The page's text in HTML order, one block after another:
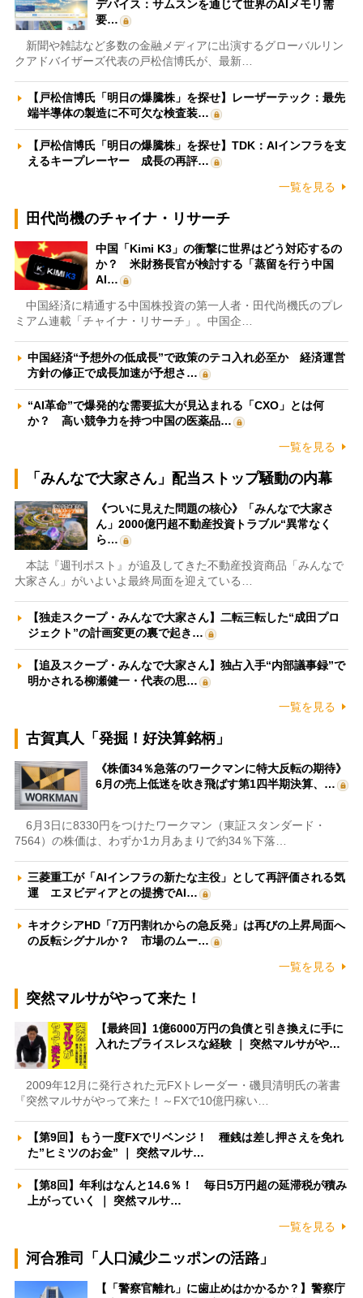
デバイス：サムスンを通じて世界のAIメモリ需
要…
新聞や雑誌など多数の金融メディアに出演するグローバルリン
クアドバイザーズ代表の戸松信博氏が、最新…
【戸松信博氏「明日の爆騰株」を探せ】レーザーテック：最先
端半導体の製造に不可欠な検査装…
【戸松信博氏「明日の爆騰株」を探せ】TDK：AIインフラを支
えるキープレーヤー 成長の再評…
一覧を見る
田代尚機のチャイナ・リサーチ
中国「Kimi K3」の衝撃に世界はどう対応するの
か？ 米財務長官が検討する「蒸留を行う中国
AI…
中国経済に精通する中国株投資の第一人者・田代尚機氏のプレ
ミアム連載「チャイナ・リサーチ」。中国企…
中国経済“予想外の低成長”で政策のテコ入れ必至か 経済運営
方針の修正で成長加速が予想さ…
“AI革命”で爆発的な需要拡大が見込まれる「CXO」とは何
か？ 高い競争力を持つ中国の医薬品…
一覧を見る
「みんなで大家さん」配当ストップ騒動の内幕
《ついに見えた問題の核心》「みんなで大家さ
ん」2000億円超不動産投資トラブル“異常なく
ら…
本誌『週刊ポスト』が追及してきた不動産投資商品「みんなで
大家さん」がいよいよ最終局面を迎えている…
【独走スクープ・みんなで大家さん】二転三転した“成田プロ
ジェクト”の計画変更の裏で起き…
【追及スクープ・みんなで大家さん】独占入手“内部議事録”で
明かされる柳瀬健一・代表の思…
一覧を見る
古賀真人「発掘！好決算銘柄」
《株価34％急落のワークマンに特大反転の期待》
6月の売上低迷を吹き飛ばす第1四半期決算、…
6月3日に8330円をつけたワークマン（東証スタンダード・
7564）の株価は、わずか1カ月あまりで約34％下落…
三菱重工が「AIインフラの新たな主役」として再評価される気
運 エヌビディアとの提携でAI…
キオクシアHD「7万円割れからの急反発」は再びの上昇局面へ
の反転シグナルか？ 市場のムー…
一覧を見る
突然マルサがやって来た！
【最終回】1億6000万円の負債と引き換えに手に
入れたプライスレスな経験 ｜ 突然マルサがや…
2009年12月に発行された元FXトレーダー・磯貝清明氏の著書
『突然マルサがやって来た！～FXで10億円稼い…
【第9回】もう一度FXでリベンジ！ 種銭は差し押さえを免れ
た”ヒミツのお金” ｜ 突然マルサ…
【第8回】年利はなんと14.6％！ 毎日5万円超の延滞税が積み
上がっていく ｜ 突然マルサ…
一覧を見る
河合雅司「人口減少ニッポンの活路」
【「警察官離れ」に歯止めはかかるか？】警察庁